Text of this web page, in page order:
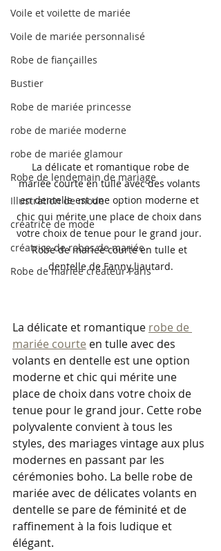
Voile et voilette de mariée
Voile de mariée personnalisé
Robe de fiançailles
Bustier
Robe de mariée princesse
robe de mariée moderne
robe de mariée glamour
Robe de lendemain de mariage
Illustration de mode
créatrice de mode
créatrice de robes de mariée
Robe de mariée créateur Paris
mariée courte en tulle avec des volants
en dentelle est une option moderne et
chic qui mérite une place de choix dans
votre choix de tenue pour le grand jour.
Robe de mariée courte en tulle et
dentelle de Fanny liautard.
La délicate et romantique robe de
mariée courte en tulle avec des
volants en dentelle est une option
moderne et chic qui mérite une
place de choix dans votre choix de
tenue pour le grand jour. Cette robe
polyvalente convient à tous les
styles, des mariages vintage aux plus
modernes en passant par les
cérémonies boho. La belle robe de
mariée avec de délicates volants en
dentelle se pare de féminité et de
raffinement à la fois ludique et
élégant.